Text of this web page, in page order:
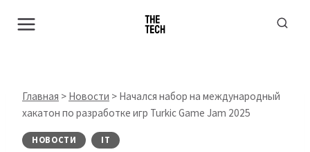
Главная > Новости > Начался набор на международный
хакатон по разработке игр Turkic Game Jam 2025
НОВОСТИ IT